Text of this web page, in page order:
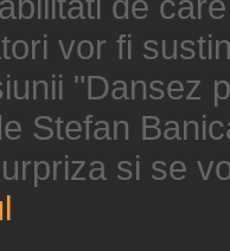
vor fi
"Dansez
Stefan
si se